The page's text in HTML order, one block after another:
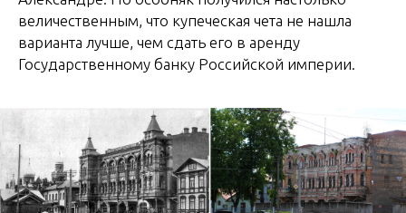
величественным, что купеческая чета не нашла
варианта лучше, чем сдать его в аренду
Государственному банку Российской империи.